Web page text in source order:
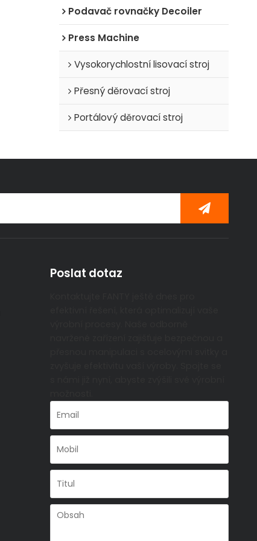
Podavač rovnačky Decoiler
Press Machine
Vysokorychlostní lisovací stroj
Přesný děrovací stroj
Portálový děrovací stroj
Poslat dotaz